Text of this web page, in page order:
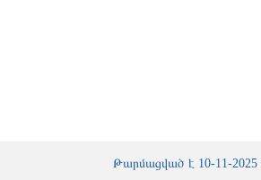
Թարմացված է 10-11-2025